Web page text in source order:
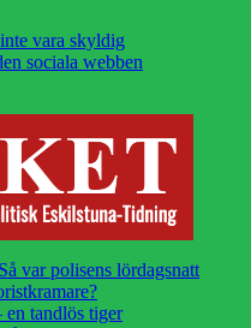
vara skyldig
sociala webben
var polisens lördagsnatt
en tandlös tiger